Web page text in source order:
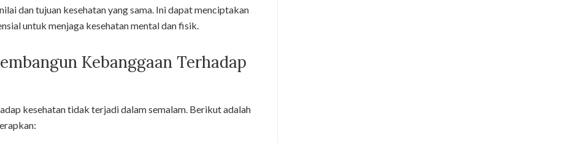
dan tujuan kesehatan yang sama. Ini dapat menciptakan
untuk menjaga kesehatan mental dan fisik.
Kebanggaan Terhadap
kesehatan tidak terjadi dalam semalam. Berikut adalah